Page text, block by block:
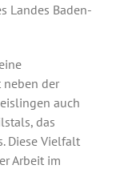
Landes Baden-
neben der
auch
das
Diese Vielfalt
Arbeit im